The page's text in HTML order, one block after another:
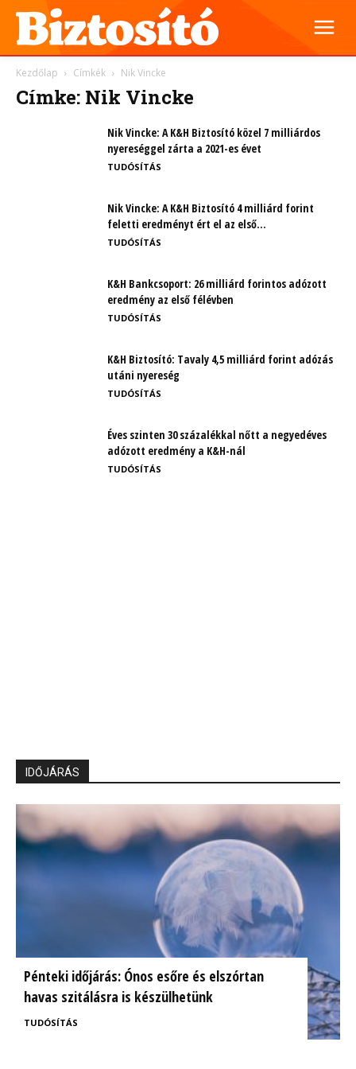
Kezdőlap Címkék Nik Vincke
Címke: Nik Vincke
Nik Vincke: A K&H Biztosító közel 7 milliárdos
nyereséggel zárta a 2021-es évet
TUDÓSÍTÁS
Nik Vincke: A K&H Biztosító 4 milliárd forint
feletti eredményt ért el az első...
TUDÓSÍTÁS
K&H Bankcsoport: 26 milliárd forintos adózott
eredmény az első félévben
TUDÓSÍTÁS
K&H Biztosító: Tavaly 4,5 milliárd forint adózás
utáni nyereség
TUDÓSÍTÁS
Éves szinten 30 százalékkal nőtt a negyedéves
adózott eredmény a K&H-nál
TUDÓSÍTÁS
IDŐJÁRÁS
Pénteki időjárás: Ónos esőre és elszórtan
havas szitálásra is készülhetünk
TUDÓSÍTÁS